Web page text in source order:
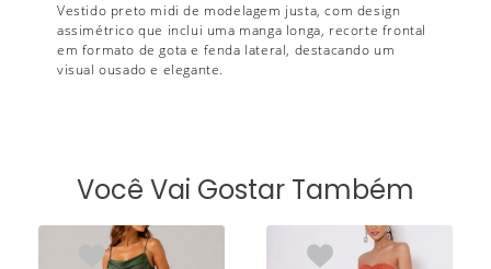
Vestido preto midi de modelagem justa, com design
assimétrico que inclui uma manga longa, recorte frontal
em formato de gota e fenda lateral, destacando um
visual ousado e elegante.
Você Vai Gostar Também